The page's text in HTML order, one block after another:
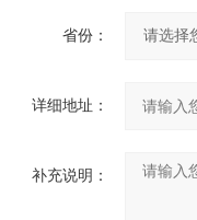
省份：
详细地址：
补充说明：